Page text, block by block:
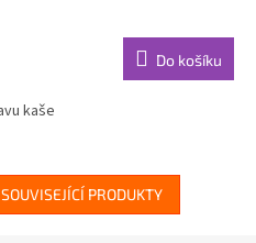
Do košíku
kaše
PRODUKTY